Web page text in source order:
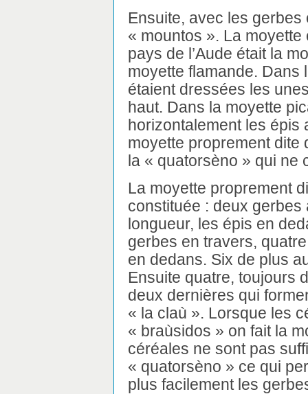
Ensuite, avec les
« mountos ». La
pays de l’Aude était la
moyette flamande. Dans
étaient dressées les
haut. Dans la moyette
horizontalement les épis
moyette proprement dite
la « quatorsèno » qui ne
La moyette proprement
constituée : deux
longueur, les épis en
gerbes en travers,
en dedans. Six de plus
Ensuite quatre, toujours
deux dernières qui
« la claù ». Lorsque les
« braùsidos » on fait la
céréales ne sont pas
« quatorsèno » ce qui
plus facilement les